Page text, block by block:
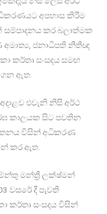
අපහාස කිරීම
සම්පාදනය කර බලාත්මක
ජනාධිපති නීතීඥ
කර්තෘ සංසදය සමඟ
ඇත.
එවැනි නිසි අර්ථ
කාලයක සිට පවතින
විසින් අධිකරණ
කර ඇත.
මන්ත්‍රී ලක්ෂ්මන්
වසරේ දී පැවති
කර්තෘ සංසදය විසින්